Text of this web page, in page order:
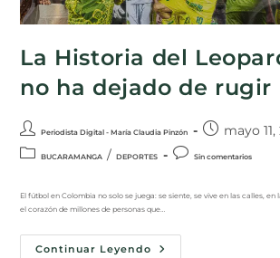
La Historia del
no ha dejado de rugir
Periodista Digital - María Claudia Pinzón mayo
BUCARAMANGA / DEPORTES Sin comentarios
El fútbol en Colombia no solo se juega: se siente, se vive en las calles, en
el corazón de millones de personas que…
Continuar Leyendo